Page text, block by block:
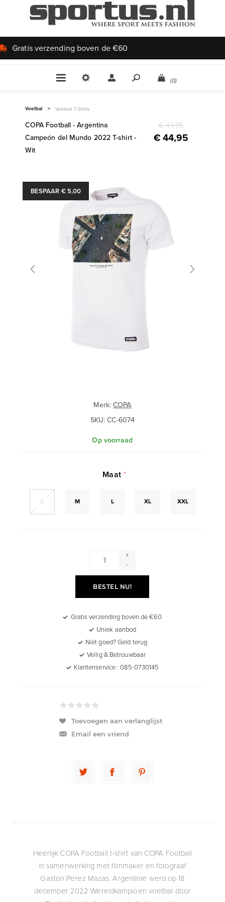
Uniek aanbod
(0)
Voetbal > Voetbal T-Shirts
COPA Football - Argentina
Campeón del Mundo 2022 T-shirt -
Wit
€ 49,95
€ 44,95
BESPAAR € 5,00
Merk:COPA
SKU: CC-6074
Op voorraad
Maat*
S M L XL XXL
+
-
BESTEL NU!
Gratis verzending boven de €60
Uniek aanbod
Niet goed? Geld terug
Veilig & Betrouwbaar
Klantenservice : 085-0730145
Toevoegen aan verlanglijst
Email een vriend
Heerlijk COPA Football t-shirt van COPA Football
in samenwerking met filmmaker en fotograaf
Gaston Perez Mazas. Argentinië werd op 18
december 2022 Wereldkampioen voetbal door